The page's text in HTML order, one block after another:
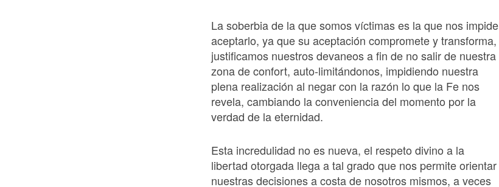
La soberbia de la que somos víctimas es la que nos impide
aceptarlo, ya que su aceptación compromete y transforma,
justificamos nuestros devaneos a fin de no salir de nuestra
zona de confort, auto-limitándonos, impidiendo nuestra
plena realización al negar con la razón lo que la Fe nos
revela, cambiando la conveniencia del momento por la
verdad de la eternidad.
Esta incredulidad no es nueva, el respeto divino a la
libertad otorgada llega a tal grado que nos permite orientar
nuestras decisiones a costa de nosotros mismos, a veces